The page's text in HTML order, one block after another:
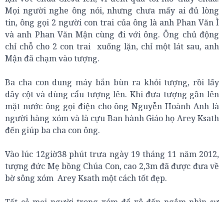
Mọi người nghe ông nói, nhưng chưa mấy ai đủ lòng
tin, ông gọi 2 người con trai của ông là anh Phan Văn Ì
và anh Phan Văn Mận cùng đi với ông. Ông chủ động
chỉ chỗ cho 2 con trai xuống lặn, chỉ một lát sau, anh
Mận đã chạm vào tượng.
Ba cha con dung máy bắn bùn ra khỏi tượng, rồi lấy
dây cột và dùng cẩu tượng lên. Khi đưa tượng gần lên
mặt nước ông gọi điện cho ông Nguyễn Hoành Anh là
người hàng xóm và là cựu Ban hành Giáo họ Arey Ksath
đến giúp ba cha con ông.
Vào lúc 12giờ38 phút trưa ngày 19 tháng 11 năm 2012,
tượng đức Mẹ bồng Chúa Con, cao 2,3m đã được đưa về
bờ sông xóm Arey Ksath một cách tốt đẹp.